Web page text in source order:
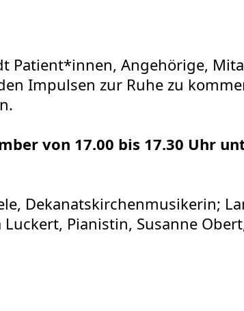
Patient*innen, Angehörige,
Impulsen zur Ruhe zu
von 17.00 bis 17.30 Uhr
Dekanatskirchenmusikerin;
Pianistin, Susanne